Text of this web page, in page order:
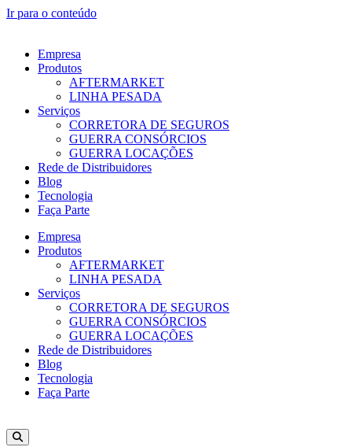
Ir para o conteúdo
Empresa
Produtos
AFTERMARKET
LINHA PESADA
Serviços
CORRETORA DE SEGUROS
GUERRA CONSÓRCIOS
GUERRA LOCAÇÕES
Rede de Distribuidores
Blog
Tecnologia
Faça Parte
Empresa
Produtos
AFTERMARKET
LINHA PESADA
Serviços
CORRETORA DE SEGUROS
GUERRA CONSÓRCIOS
GUERRA LOCAÇÕES
Rede de Distribuidores
Blog
Tecnologia
Faça Parte